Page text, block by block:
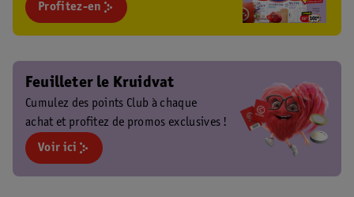
Profitez-en
Feuilleter le Kruidvat
Cumulez des points Club à chaque
achat et profitez de promos exclusives !
Voir ici